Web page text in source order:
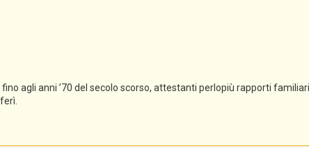
agli anni ’70 del secolo scorso, attestanti perlopiù rapporti